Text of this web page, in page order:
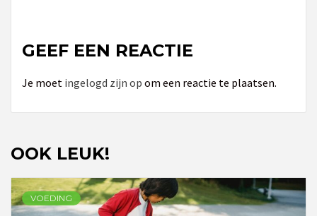
GEEF EEN REACTIE
Je moet ingelogd zijn op om een reactie te plaatsen.
OOK LEUK!
VOEDING